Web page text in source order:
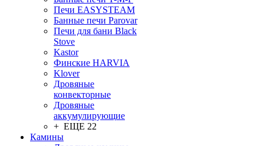
Печи EASYSTEAM
Банные печи Parovar
Печи для бани Black
Stove
Kastor
Финские HARVIA
Klover
Дровяные
конвекторные
Дровяные
аккумулирующие
+ ЕЩЕ 22
Камины